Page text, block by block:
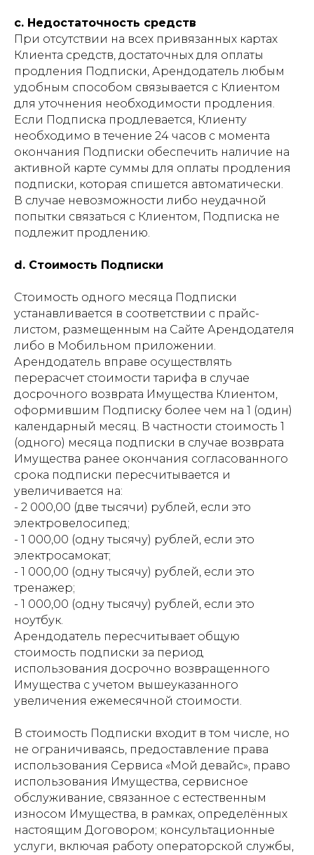
c. Недостаточность средств
При отсутствии на всех привязанных картах
Клиента средств, достаточных для оплаты
продления Подписки, Арендодатель любым
удобным способом связывается с Клиентом
для уточнения необходимости продления.
Если Подписка продлевается, Клиенту
необходимо в течение 24 часов с момента
окончания Подписки обеспечить наличие на
активной карте суммы для оплаты продления
подписки, которая спишется автоматически.
В случае невозможности либо неудачной
попытки связаться с Клиентом, Подписка не
подлежит продлению.
d. Стоимость Подписки
Стоимость одного месяца Подписки
устанавливается в соответствии с прайс-
листом, размещенным на Сайте Арендодателя
либо в Мобильном приложении.
Арендодатель вправе осуществлять
перерасчет стоимости тарифа в случае
досрочного возврата Имущества Клиентом,
оформившим Подписку более чем на 1 (один)
календарный месяц. В частности стоимость 1
(одного) месяца подписки в случае возврата
Имущества ранее окончания согласованного
срока подписки пересчитывается и
увеличивается на:
- 2 000,00 (две тысячи) рублей, если это
электровелосипед;
- 1 000,00 (одну тысячу) рублей, если это
электросамокат;
- 1 000,00 (одну тысячу) рублей, если это
тренажер;
- 1 000,00 (одну тысячу) рублей, если это
ноутбук.
Арендодатель пересчитывает общую
стоимость подписки за период
использования досрочно возвращенного
Имущества с учетом вышеуказанного
увеличения ежемесячной стоимости.
В стоимость Подписки входит в том числе, но
не ограничиваясь, предоставление права
использования Сервиса «Мой девайс», право
использования Имущества, сервисное
обслуживание, связанное с естественным
износом Имущества, в рамках, определённых
настоящим Договором; консультационные
услуги, включая работу операторской службы,